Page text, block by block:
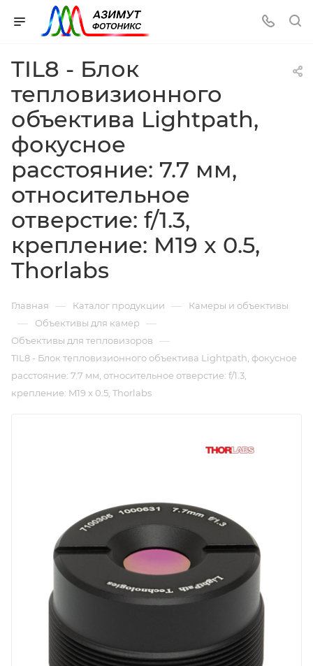
TIL8 - Блок
тепловизионного
объектива Lightpath,
фокусное
расстояние: 7.7 мм,
относительное
отверстие: f/1.3,
крепление: M19 x 0.5,
Thorlabs
Главная — Каталог продукции — Камеры и объективы
— Объективы для камер —
Объективы для тепловизоров —
TIL8 - Блок тепловизионного объектива Lightpath, фокусное
расстояние: 7.7 мм, относительное отверстие: f/1.3,
крепление: M19 x 0.5, Thorlabs